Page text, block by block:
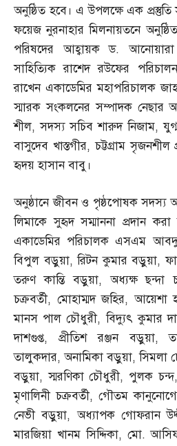
অনুষ্ঠিত হবে। এ উপলক্ষে এক
ফয়েজ নুরনাহার মিলনায়তনে
পরিষদের আহ্বায়ক ড.
সাহিত্যিক রাশেদ রউফের
রাখেন একাডেমির মহাপরিচালক
স্মারক সংকলনের সম্পাদক নেছার
শীল,সদস্য সচিব শারুদ নিজাম,
বাসুদেব খাস্তগীর,চট্টগ্রাম
হৃদয় হাসান বাবু।
অনুষ্ঠানে জীবন ও পৃষ্ঠপোষক সদস্য
লিমাকে সুহৃদ সম্মাননা প্রদান
একাডেমির পরিচালক এসএম
বিপুল বড়ুয়া,রিটন কুমার বড়ুয়া,
তরুণ কান্তি বড়ুয়া,অধ্যক্ষ ছন্দা
চক্রবর্তী, মোহাম্মদ জহির,আয়েশা
মানস পাল চৌধুরী,বিদ্যুৎ কুমার
দাশগুপ্ত, প্রীতিশ রঞ্জন বড়ুয়া,
তালুকদার,অনামিকা বড়ুয়া,সিমলা
বড়ুয়া,স্মরণিকা চৌধুরী, পুলক চন্দ
মৃণালিনী চক্রবর্তী, গৌতম
নেভী বড়ুয়া,অধ্যাপক গোফরান
মারজিয়া খানম সিদ্দিকা, মো.